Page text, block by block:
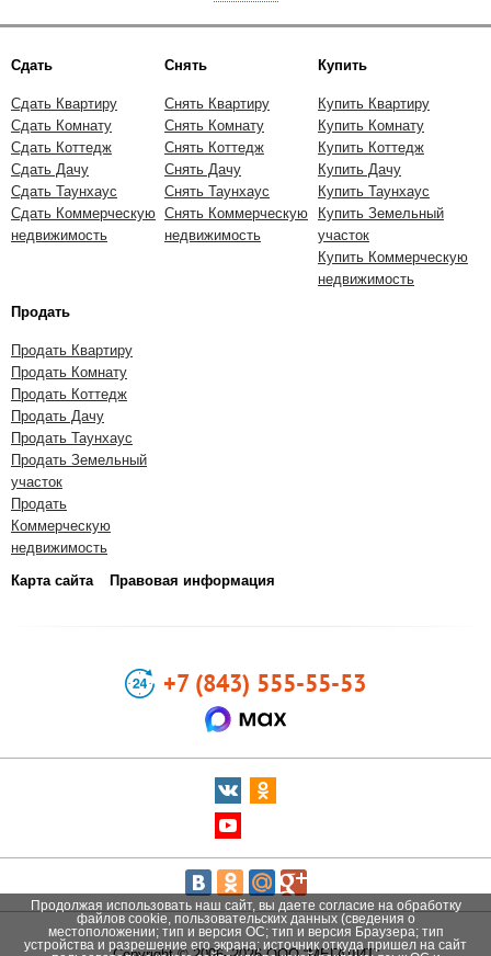
Сдать
Сдать Квартиру
Сдать Комнату
Сдать Коттедж
Сдать Дачу
Сдать Таунхаус
Сдать Коммерческую
недвижимость
Снять
Снять Квартиру
Снять Комнату
Снять Коттедж
Снять Дачу
Снять Таунхаус
Снять Коммерческую
недвижимость
Купить
Купить Квартиру
Купить Комнату
Купить Коттедж
Купить Дачу
Купить Таунхаус
Купить Земельный
участок
Купить Коммерческую
недвижимость
Продать
Продать Квартиру
Продать Комнату
Продать Коттедж
Продать Дачу
Продать Таунхаус
Продать Земельный
участок
Продать
Коммерческую
недвижимость
Карта сайта
Правовая информация
+7 (843) 555-55-53
Продолжая использовать наш сайт, вы даете согласие на обработку
файлов cookie, пользовательских данных (сведения о
местоположении; тип и версия ОС; тип и версия Браузера; тип
устройства и разрешение его экрана; источник откуда пришел на сайт